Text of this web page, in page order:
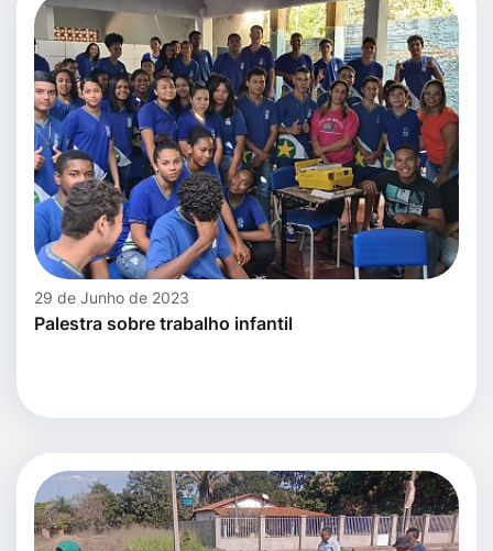
29 de Junho de 2023
Palestra sobre trabalho infantil